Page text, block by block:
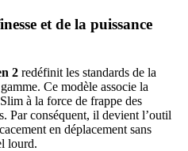
et de la puissance
2 redéfinit les standards de la
Ce modèle associe la
à la force de frappe des
Par conséquent, il devient l’outil
en déplacement sans
lourd.